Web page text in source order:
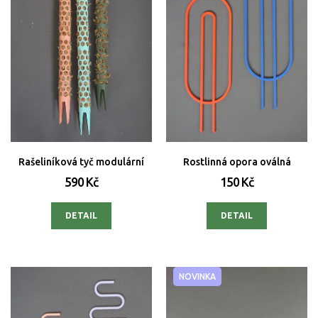
Rašeliníková tyč modulární
590 Kč
DETAIL
Rostlinná opora oválná
150 Kč
DETAIL
NOVINKA